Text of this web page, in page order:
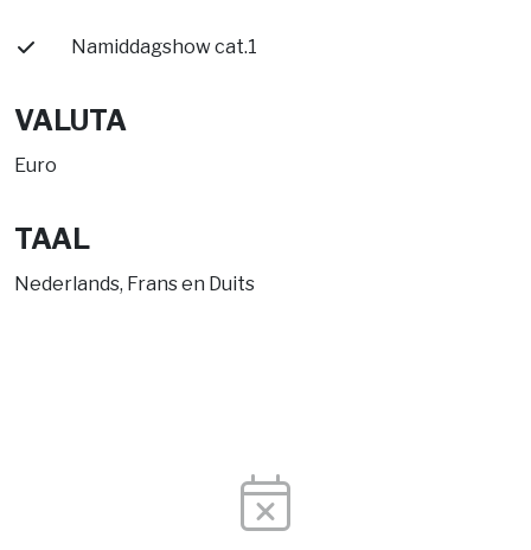
Namiddagshow cat.1
VALUTA
Euro
TAAL
Nederlands, Frans en Duits